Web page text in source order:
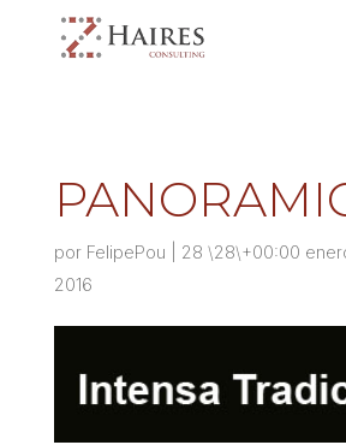
por FelipePou
28 \28\+00:00
2016